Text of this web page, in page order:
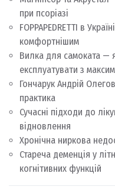
при псоріазі
FOPPAPEDRETTI в
комфортнішим
Вилка для самоката —
експлуатувати з
Гончарук Андрій
практика
Сучасні підходи до
відновлення
Хронічна ниркова
Стареча деменція у
когнітивних функцій